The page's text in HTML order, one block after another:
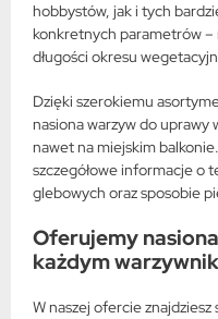
hobbystów, jak i tych
konkretnych parametrów
długości okresu
Dzięki szerokiemu
nasiona warzyw do uprawy
nawet na miejskim
szczegółowe informacje o
glebowych oraz sposobie
Oferujemy
każdym
W naszej ofercie